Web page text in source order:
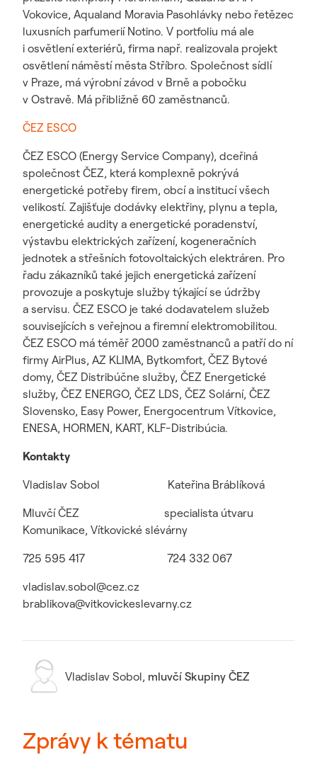
Vokovice, Aqualand Moravia Pasohlávky nebo řetězec
luxusních parfumerií Notino. V portfoliu má ale
i osvětlení exteriérů, firma např. realizovala projekt
osvětlení náměstí města Stříbro. Společnost sídlí
v Praze, má výrobní závod v Brně a pobočku
v Ostravě. Má přibližně 60 zaměstnanců.
ČEZ ESCO
ČEZ ESCO (Energy Service Company), dceřiná
společnost ČEZ, která komplexně pokrývá
energetické potřeby firem, obcí a institucí všech
velikostí. Zajišťuje dodávky elektřiny, plynu a tepla,
energetické audity a energetické poradenství,
výstavbu elektrických zařízení, kogeneračních
jednotek a střešních fotovoltaických elektráren. Pro
řadu zákazníků také jejich energetická zařízení
provozuje a poskytuje služby týkající se údržby
a servisu. ČEZ ESCO je také dodavatelem služeb
souvisejících s veřejnou a firemní elektromobilitou.
ČEZ ESCO má téměř 2000 zaměstnanců a patří do ní
firmy AirPlus, AZ KLIMA, Bytkomfort, ČEZ Bytové
domy, ČEZ Distribúčne služby, ČEZ Energetické
služby, ČEZ ENERGO, ČEZ LDS, ČEZ Solární, ČEZ
Slovensko, Easy Power, Energocentrum Vítkovice,
ENESA, HORMEN, KART, KLF-Distribúcia.
Kontakty
Vladislav Sobol Kateřina Bráblíková
Mluvčí ČEZ specialista útvaru
Komunikace, Vítkovické slévárny
725 595 417 724 332 067
vladislav.sobol@cez.cz
brablikova@vitkovickeslevarny.cz
Vladislav Sobol, mluvčí Skupiny ČEZ
Zprávy k tématu